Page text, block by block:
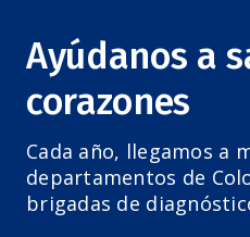
Ayúdanos a
corazones
Cada año, llegamos a
departamentos de
brigadas de